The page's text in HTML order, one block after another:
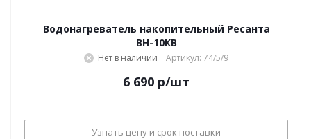
Водонагреватель накопительный Ресанта
ВН-10КВ
Нет в наличии Артикул: 74/5/9
6 690 р/шт
Узнать цену и срок поставки